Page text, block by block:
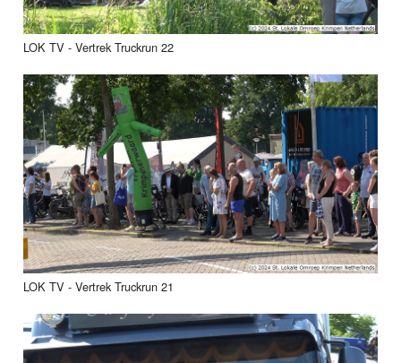
LOK TV - Vertrek Truckrun 22
LOK TV - Vertrek Truckrun 21